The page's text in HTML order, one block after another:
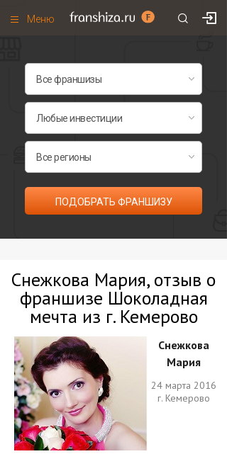
Меню
Франшизы по категориям
ПОДОБРАТЬ ФРАНШИЗУ
Снежкова Мария, отзыв о
франшизе Шоколадная
мечта из г. Кемерово
Снежкова
Мария
24 марта 2016
г. Кемерово